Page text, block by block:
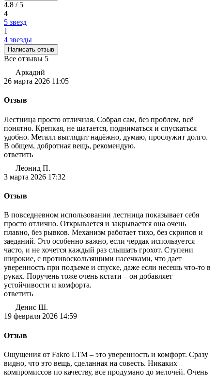
4.8 / 5
4
5 звезд
1
4 звезды
Написать отзыв
Все отзывы 5
Аркадий
26 марта 2026 11:05
Отзыв
Лестница просто отличная. Собрал сам, без проблем, всё
понятно. Крепкая, не шатается, подниматься и спускаться
удобно. Металл выглядит надёжно, думаю, прослужит долго.
В общем, добротная вещь, рекомендую.
ответить
Леонид П.
3 марта 2026 17:32
Отзыв
В повседневном использовании лестница показывает себя
просто отлично. Открывается и закрывается она очень
плавно, без рывков. Механизм работает тихо, без скрипов и
заеданий. Это особенно важно, если чердак используется
часто, и не хочется каждый раз слышать грохот. Ступени
широкие, с противоскользящими насечками, что дает
уверенность при подъеме и спуске, даже если несешь что-то в
руках. Поручень тоже очень кстати – он добавляет
устойчивости и комфорта.
ответить
Денис Ш.
19 февраля 2026 14:59
Отзыв
Ощущения от Fakro LTM – это уверенность и комфорт. Сразу
видно, что это вещь, сделанная на совесть. Никаких
компромиссов по качеству, все продумано до мелочей. Очень